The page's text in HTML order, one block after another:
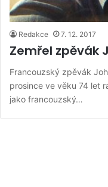
Redakce 7. 12. 2017
Zemřel zpěvák
Francouzský zpěvák
prosince ve věku 74 let
jako francouzský…